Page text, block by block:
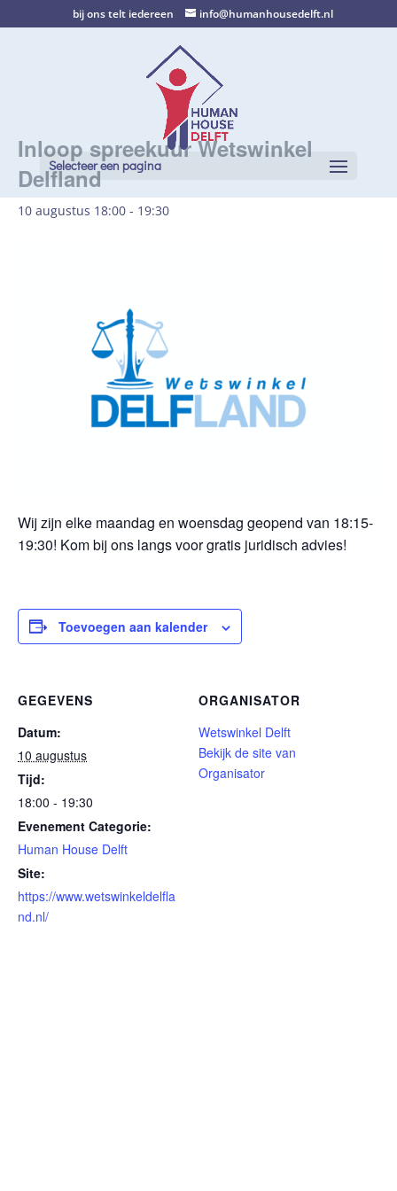
bij ons telt iedereen info@humanhousedelft.nl
Selecteer een pagina
Inloop spreekuur Wetswinkel
Delfland
10 augustus 18:00 - 19:30
Wij zijn elke maandag en woensdag geopend van 18:15-
19:30! Kom bij ons langs voor gratis juridisch advies!
Toevoegen aan kalender
GEGEVENS
Datum:
10 augustus
Tijd:
18:00 - 19:30
Evenement Categorie:
Human House Delft
Site:
https://www.wetswinkeldelfla
nd.nl/
ORGANISATOR
Wetswinkel Delft
Bekijk de site van
Organisator